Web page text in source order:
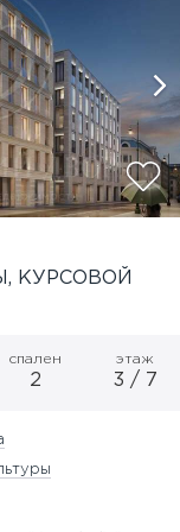
КУРСОВОЙ
спален
2
этаж
3 / 7
4 фотографии